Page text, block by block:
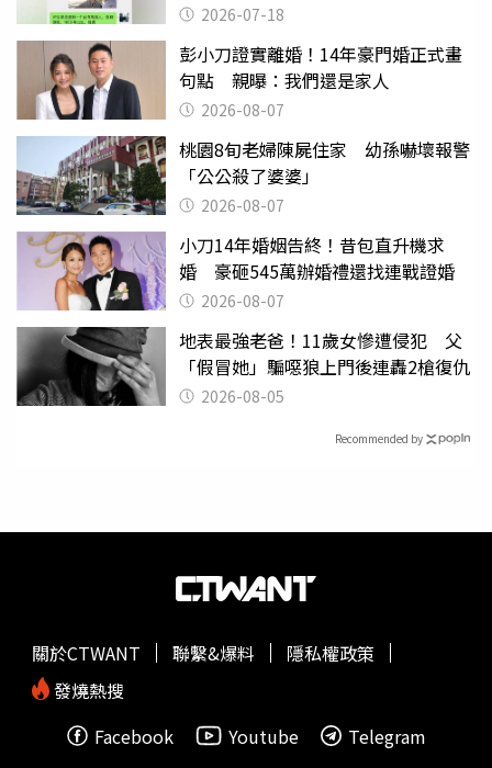
2026-07-18
彭小刀證實離婚！14年豪門婚正式畫
句點 親曝：我們還是家人
2026-08-07
桃園8旬老婦陳屍住家 幼孫嚇壞報警
「公公殺了婆婆」
2026-08-07
小刀14年婚姻告終！昔包直升機求
婚 豪砸545萬辦婚禮還找連戰證婚
2026-08-07
地表最強老爸！11歲女慘遭侵犯 父
「假冒她」騙噁狼上門後連轟2槍復仇
2026-08-05
Recommended by
關於CTWANT 聯繫&爆料
隱私權政策
發燒熱搜
Facebook
Youtube Telegram